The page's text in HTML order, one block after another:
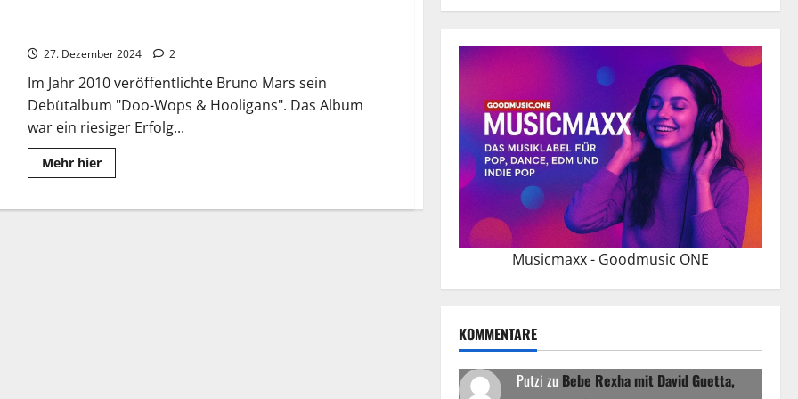
27. Dezember 2024 2
Im Jahr 2010 veröffentlichte Bruno Mars sein
Debütalbum "Doo-Wops & Hooligans". Das Album
war ein riesiger Erfolg...
Mehr hierRead
more
Mars:
Musicmaxx - Goodmusic ONE
KOMMENTARE
Putzi zu Bebe Rexha mit David Guetta,